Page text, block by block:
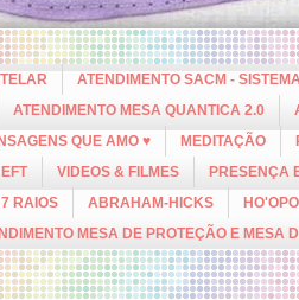
ATENDIMENTO SACM -
ATENDIMENTO MESA QUANTICA 2.0
QUE AMO ♥ MEDITAÇÃO
EFT VIDEOS & FILMES PRESENÇA
RAIOS ABRAHAM-HICKS
MESA DE PROTEÇÃO E MESA